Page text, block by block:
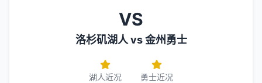
VS
洛杉矶湖人 vs 金州勇士
湖人近况 勇士近况